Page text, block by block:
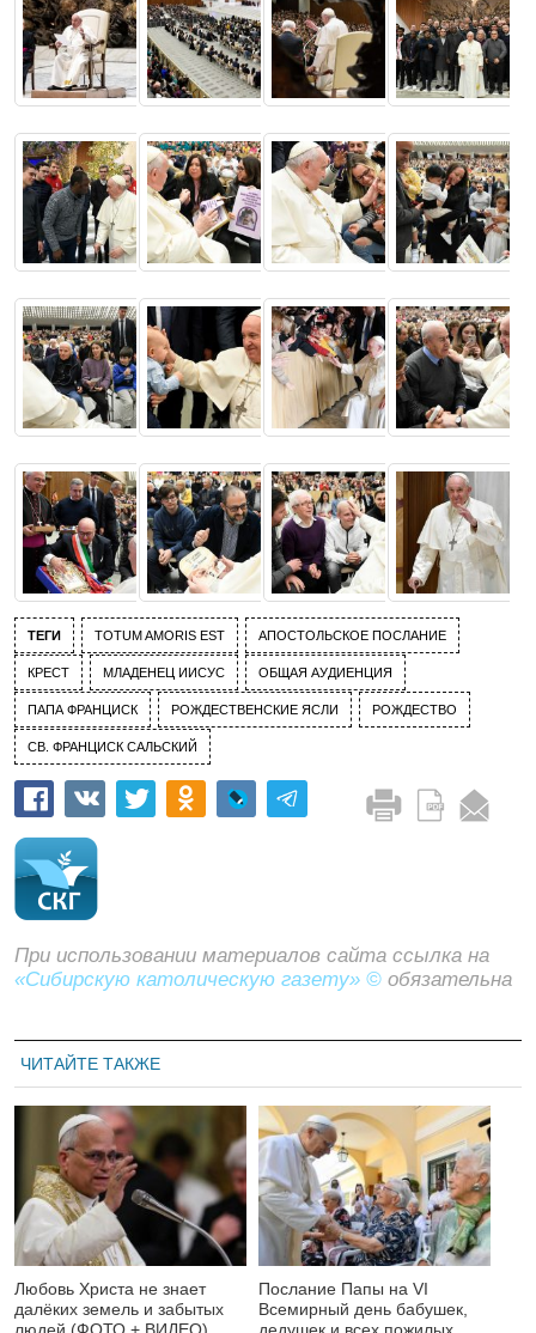
ТЕГИ TOTUM AMORIS EST АПОСТОЛЬСКОЕ ПОСЛАНИЕ
КРЕСТ МЛАДЕНЕЦ ИИСУС ОБЩАЯ АУДИЕНЦИЯ
ПАПА ФРАНЦИСК РОЖДЕСТВЕНСКИЕ ЯСЛИ РОЖДЕСТВО
СВ. ФРАНЦИСК САЛЬСКИЙ
При использовании материалов сайта ссылка на
«Сибирскую католическую газету» © обязательна
ЧИТАЙТЕ ТАКЖЕ
Любовь Христа не знает
далёких земель и забытых
Послание Папы на VI
Всемирный день бабушек,